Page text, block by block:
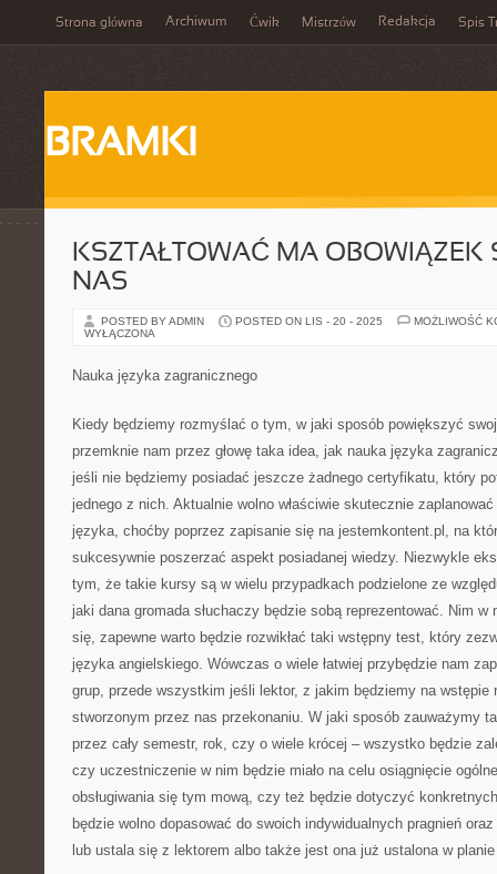
Strona główna Archiwum Ćwik Mistrzów Redakcja Spis
BRAMKI
KSZTAŁTOWAĆ MA OBOWIĄZEK
NAS
POSTED BY ADMIN POSTED ON LIS - 20 - 2025
MOŻLIWOŚĆ
WYŁĄCZONA
Nauka języka zagranicznego
Kiedy będziemy rozmyślać o tym, w jaki sposób powiększyć
przemknie nam przez głowę taka idea, jak nauka języka
jeśli nie będziemy posiadać jeszcze żadnego certyfikatu, który
jednego z nich. Aktualnie wolno właściwie skutecznie
języka, choćby poprzez zapisanie się na jestemkontent.pl, na
sukcesywnie poszerzać aspekt posiadanej wiedzy. Niezwykle
tym, że takie kursy są w wielu przypadkach podzielone ze
jaki dana gromada słuchaczy będzie sobą reprezentować. Nim
się, zapewne warto będzie rozwikłać taki wstępny test, który
języka angielskiego. Wówczas o wiele łatwiej przybędzie nam
grup, przede wszystkim jeśli lektor, z jakim będziemy na wstępie
stworzonym przez nas przekonaniu. W jaki sposób zauważymy
przez cały semestr, rok, czy o wiele krócej – wszystko będzie
czy uczestniczenie w nim będzie miało na celu osiągnięcie
obsługiwania się tym mową, czy też będzie dotyczyć
będzie wolno dopasować do swoich indywidualnych pragnień
lub ustala się z lektorem albo także jest ona już ustalona w